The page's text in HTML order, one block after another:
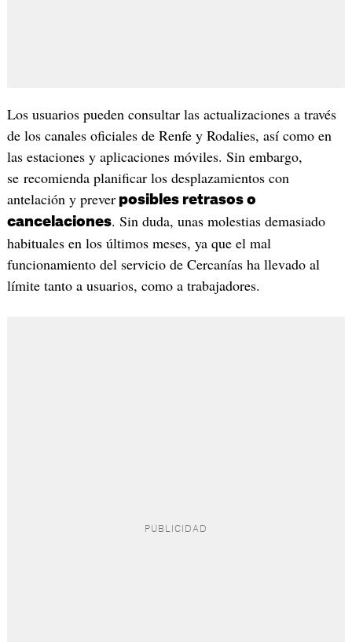
Los usuarios pueden consultar las actualizaciones a través
de los canales oficiales de Renfe y Rodalies, así como en
las estaciones y aplicaciones móviles. Sin embargo,
se recomienda planificar los desplazamientos con
antelación y preverposibles retrasos o
cancelaciones. Sin duda, unas molestias demasiado
habituales en los últimos meses, ya que el mal
funcionamiento del servicio de Cercanías ha llevado al
límite tanto a usuarios, como a trabajadores.